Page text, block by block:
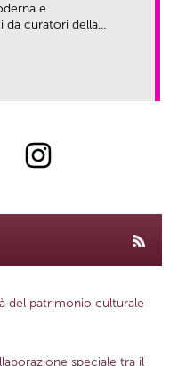
e
curatori della...
del patrimonio culturale
speciale tra il